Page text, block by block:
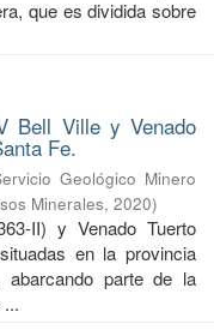
que es dividida sobre
Bell Ville y Venado
Fe.
Geológico Minero
Minerales, 2020)
II) y Venado Tuerto
en la provincia
abarcando parte de la